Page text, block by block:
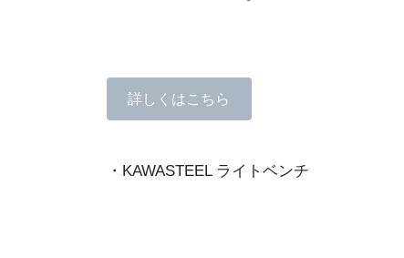
詳しくはこちら
・KAWASTEEL ライトベンチ